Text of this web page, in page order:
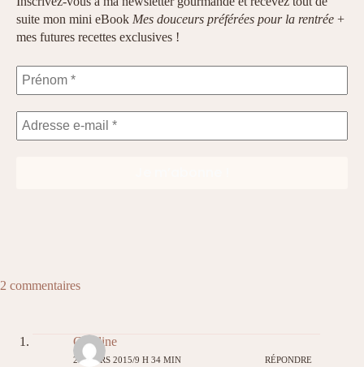
suite mon mini eBook Mes douceurs préférées pour la rentrée +
mes futures recettes exclusives !
2 commentaires
Caroline
29 MARS 2015/9 H 34 MIN RÉPONDRE